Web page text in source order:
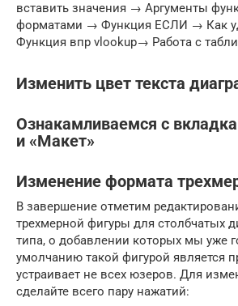
вставить значения → Аргументы
форматами → Функция ЕСЛИ → Как
Функция впр vlookup→ Работа с
Изменить цвет текста
Ознакамливаемся с
и «Макет»
Изменение формата
В завершение отметим
трехмерной фигуры для столбчатых
типа, о добавлении которых мы уже
умолчанию такой фигурой является
устраивает не всех юзеров. Для
сделайте всего пару нажатий: